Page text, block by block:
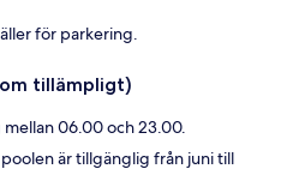
för parkering.
tillämpligt)
06.00 och 23.00.
är tillgänglig från juni till